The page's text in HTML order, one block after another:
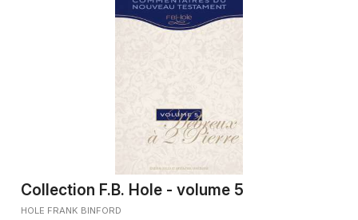
Collection F.B. Hole - volume 5
HOLE FRANK BINFORD